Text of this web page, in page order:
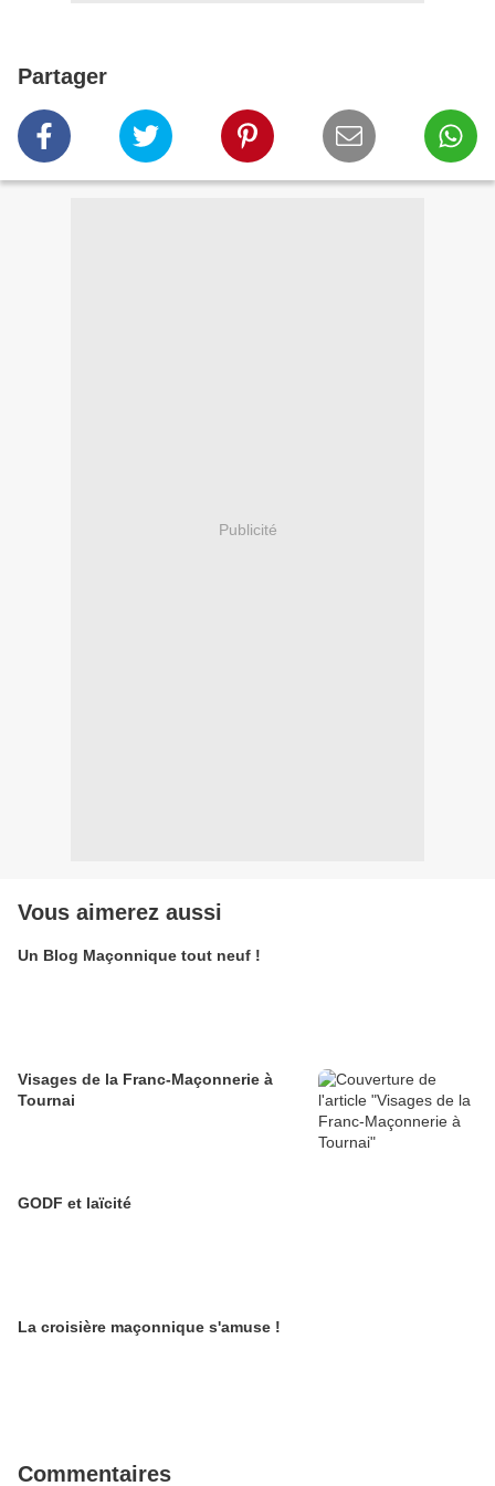
Partager
Publicité
Vous aimerez aussi
Un Blog Maçonnique tout neuf !
Visages de la Franc-Maçonnerie à
Tournai
GODF et laïcité
La croisière maçonnique s'amuse !
Commentaires